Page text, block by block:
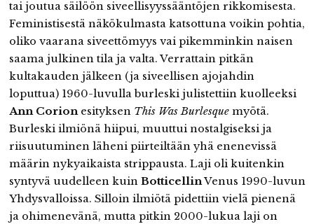
tai joutua säilöön siveellisyyssääntöjen rikkomisesta.
Feministisestä näkökulmasta katsottuna voikin pohtia,
oliko vaarana siveettömyys vai pikemminkin naisen
saama julkinen tila ja valta. Verrattain pitkän
kultakauden jälkeen (ja siveellisen ajojahdin
loputtua) 1960-luvulla burleski julistettiin kuolleeksi
Ann Corionesityksen This Was Burlesquemyötä.
Burleski ilmiönä hiipui, muuttui nostalgiseksi ja
riisuutuminen läheni piirteiltään yhä enenevissä
määrin nykyaikaista strippausta. Laji oli kuitenkin
syntyvä uudelleen kuin BotticellinVenus 1990-luvun
Yhdysvalloissa. Silloin ilmiötä pidettiin vielä pienenä
ja ohimenevänä, mutta pitkin 2000-lukua laji on